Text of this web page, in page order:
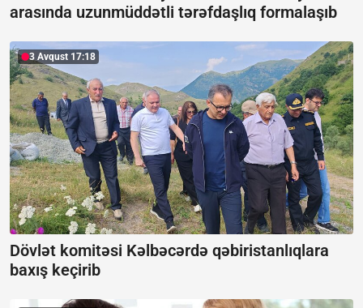
arasında uzunmüddətli tərəfdaşlıq formalaşıb
3 Avqust 17:18
Dövlət komitəsi Kəlbəcərdə qəbiristanlıqlara
baxış keçirib